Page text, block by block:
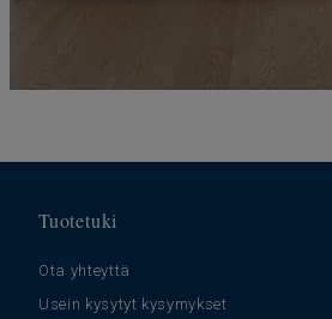
Tuotetuki
Ota yhteyttä
Usein kysytyt kysymykset